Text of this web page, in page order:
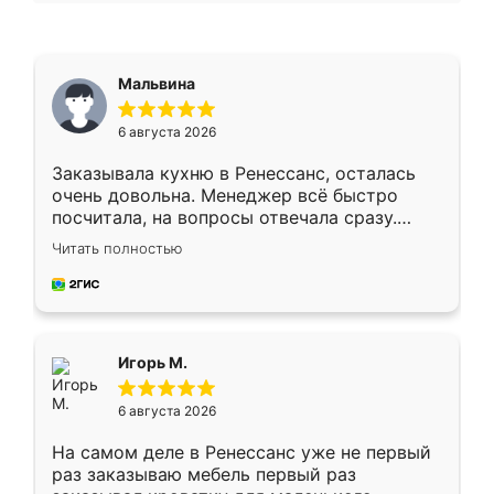
Мальвина
6 августа 2026
Заказывала кухню в Ренессанс, осталась
очень довольна. Менеджер всё быстро
посчитала, на вопросы отвечала сразу.
Замерщик приехал в субботу, подошёл к
делу со всей ответственностью. Собрали
за день, ребята работали аккуратно, даже
Читать полностью
Игорь М.
6 августа 2026
На самом деле в Ренессанс уже не первый
раз заказываю мебель первый раз